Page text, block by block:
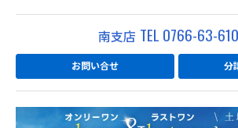
南支店 TEL 0766-63-
お問い合せ 分